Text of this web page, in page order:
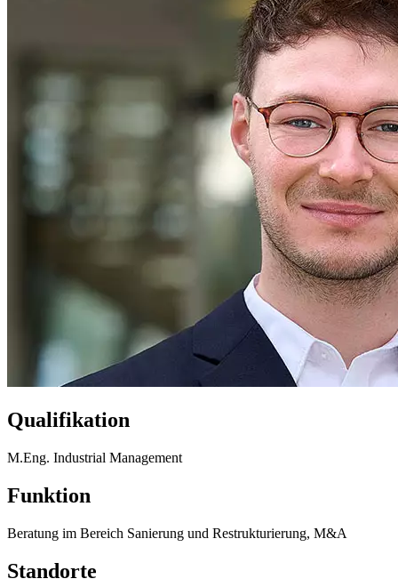
Qualifikation
M.Eng. Industrial Management
Funktion
Beratung im Bereich Sanierung und Restrukturierung, M&A
Standorte